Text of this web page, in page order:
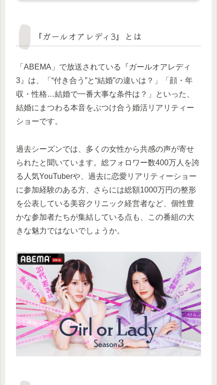
『ガールオアレディ3』とは
「ABEMA」で放送されている『ガールオアレディ
3』は、「“付き合う”と“結婚”の違いは？」「顔・年
収・性格…結婚で一番大事な条件は？」といった、
結婚にまつわる本音をぶつけ合う婚活リアリティー
ショーです。
過去シーズンでは、多くの女性から共感の声が寄せ
られたと聞いています。総フォロワー数400万人を誇
る人気YouTuberや、過去に恋愛リアリティーショー
に参加経験のある方、さらには総額1000万円の整形
を公表している美容クリニック経営者など、個性豊
かな参加者たちが集結している点も、この番組の大
きな魅力ではないでしょうか。